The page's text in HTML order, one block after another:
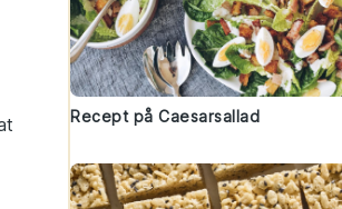
Recept på Caesarsallad